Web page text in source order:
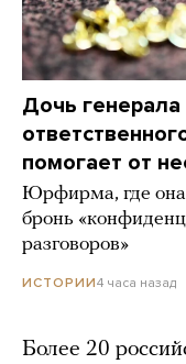
Дочь генерала
помогает от
Юрфирма, где она
бронь
разговоров»
ИСТОРИИ4 часа назад
Более 20